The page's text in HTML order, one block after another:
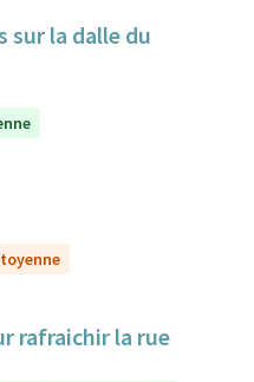
sur la dalle du
rafraichir la rue